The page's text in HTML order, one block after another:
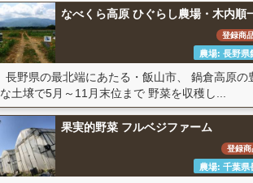
なべくら高原 ひぐらし農場・木内順
登録商
農場: 長野県
長野県の最北端にあたる・飯山市、 鍋倉高原の
な土壌で5月～11月末位まで 野菜を収穫し...
果実的野菜 フルベジファーム
登録
農場: 千葉県